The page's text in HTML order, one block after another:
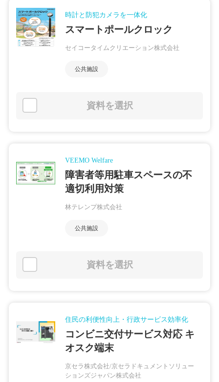
時計と防犯カメラを一体化
スマートポールクロック
セイコータイムクリエーション株式会社
公共施設
資料を選択
VEEMO Welfare
障害者等用駐車スペースの不
適切利用対策
林テレンプ株式会社
公共施設
資料を選択
住民の利便性向上・行政サービス効率化
コンビニ交付サービス対応 キ
オスク端末
京セラ株式会社/京セラドキュメントソリュー
ションズジャパン株式会社